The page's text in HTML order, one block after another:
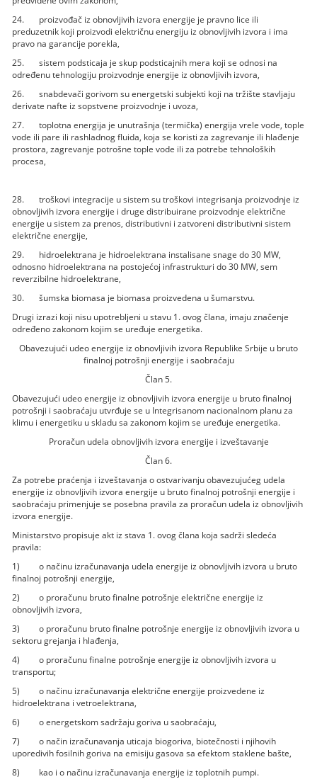
24. proizvođač iz obnovljivih izvora energije je pravno lice ili
preduzetnik koji proizvodi električnu energiju iz obnovljivih izvora i ima
pravo na garancije porekla,
25. sistem podsticaja je skup podsticajnih mera koji se odnosi na
određenu tehnologiju proizvodnje energije iz obnovljivih izvora,
26. snabdevači gorivom su energetski subjekti koji na tržište stavljaju
derivate nafte iz sopstvene proizvodnje i uvoza,
27. toplotna energija je unutrašnja (termička) energija vrele vode, tople
vode ili pare ili rashladnog fluida, koja se koristi za zagrevanje ili hlađenje
prostora, zagrevanje potrošne tople vode ili za potrebe tehnoloških
procesa,
28. troškovi integracije u sistem su troškovi integrisanja proizvodnje iz
obnovljivih izvora energije i druge distribuirane proizvodnje električne
energije u sistem za prenos, distributivni i zatvoreni distributivni sistem
električne energije,
29. hidroelektrana je hidroelektrana instalisane snage do 30 MW,
odnosno hidroelektrana na postojećoj infrastrukturi do 30 MW, sem
reverzibilne hidroelektrane,
30. šumska biomasa je biomasa proizvedena u šumarstvu.
Drugi izrazi koji nisu upotrebljeni u stavu 1. ovog člana, imaju značenje
određeno zakonom kojim se uređuje energetika.
Obavezujući udeo energije iz obnovljivih izvora Republike Srbije u bruto
finalnoj potrošnji energije i saobraćaju
Član 5.
Obavezujući udeo energije iz obnovljivih izvora energije u bruto finalnoj
potrošnji i saobraćaju utvrđuje se u Integrisanom nacionalnom planu za
klimu i energetiku u skladu sa zakonom kojim se uređuje energetika.
Proračun udela obnovljivih izvora energije i izveštavanje
Član 6.
Za potrebe praćenja i izveštavanja o ostvarivanju obavezujućeg udela
energije iz obnovljivih izvora energije u bruto finalnoj potrošnji energije i
saobraćaju primenjuje se posebna pravila za proračun udela iz obnovljivih
izvora energije.
Ministarstvo propisuje akt iz stava 1. ovog člana koja sadrži sledeća
pravila:
1) o načinu izračunavanja udela energije iz obnovljivih izvora u bruto
finalnoj potrošnji energije,
2) o proračunu bruto finalne potrošnje električne energije iz
obnovljivih izvora,
3) o proračunu bruto finalne potrošnje energije iz obnovljivih izvora u
sektoru grejanja i hlađenja,
4) o proračunu finalne potrošnje energije iz obnovljivih izvora u
transportu;
5) o načinu izračunavanja električne energije proizvedene iz
hidroelektrana i vetroelektrana,
6) o energetskom sadržaju goriva u saobraćaju,
7) o način izračunavanja uticaja biogoriva, biotečnosti i njihovih
uporedivih fosilnih goriva na emisiju gasova sa efektom staklene bašte,
8) kao i o načinu izračunavanja energije iz toplotnih pumpi.